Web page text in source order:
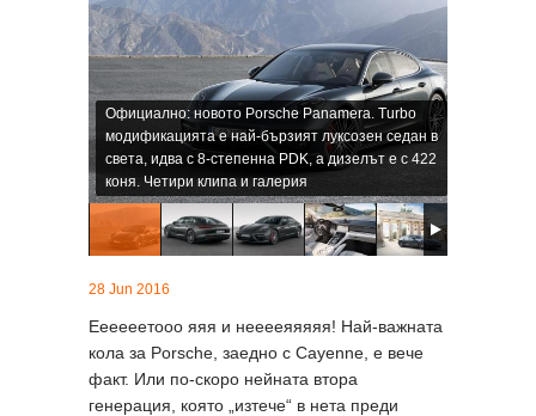
Официално: новото Porsche Panamera. Turbo
модификацията е най-бързият луксозен седан в
света, идва с 8-степенна PDK, а дизелът е с 422
коня. Четири клипа и галерия
28 Jun 2016
Еееееетооо яяя и нееееяяяяя! Най-важната
кола за Porsche, заедно с Cayenne, е вече
факт. Или по-скоро нейната втора
генерация, която „изтече“ в нета преди